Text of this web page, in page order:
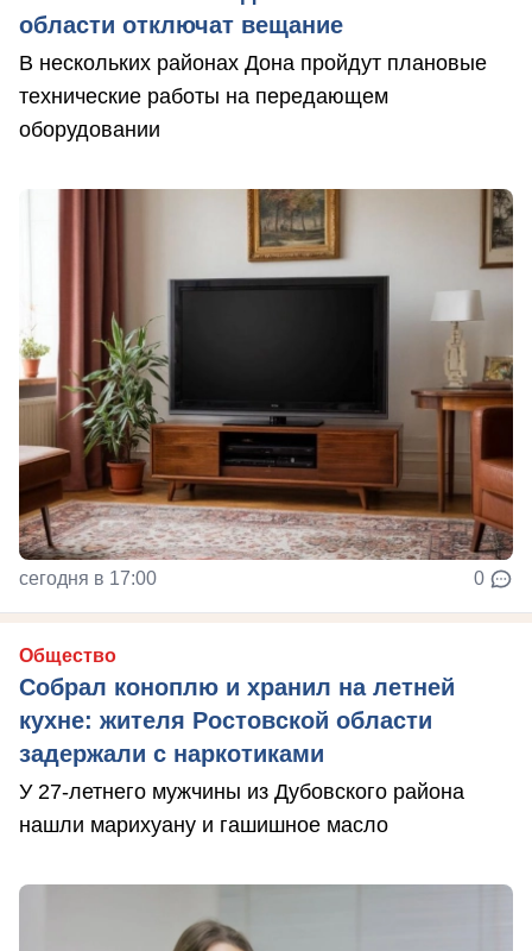
области отключат вещание
В нескольких районах Дона пройдут плановые
технические работы на передающем
оборудовании
сегодня в 17:00 0
Общество
Собрал коноплю и хранил на летней
кухне: жителя Ростовской области
задержали с наркотиками
У 27-летнего мужчины из Дубовского района
нашли марихуану и гашишное масло